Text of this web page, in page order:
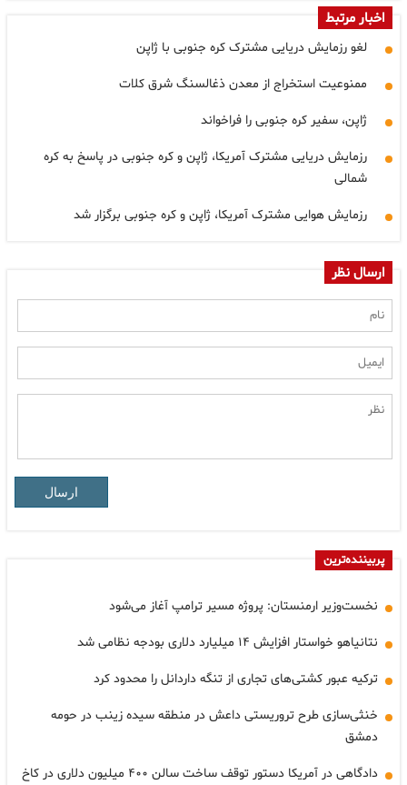
اخبار مرتبط
لغو رزمایش دریایی مشترک کره جنوبی با ژاپن
ممنوعیت استخراج از معدن ذغالسنگ شرق کلات
ژاپن، سفیر کره جنوبی را فراخواند
رزمایش دریایی مشترک آمریکا، ژاپن و کره جنوبی در پاسخ به کره
شمالی
رزمایش هوایی مشترک آمریکا، ژاپن و کره جنوبی برگزار شد
ارسال نظر
ارسال
پربیننده‌ترین
نخست‌وزیر ارمنستان: پروژه مسیر ترامپ آغاز می‌شود
نتانیاهو خواستار افزایش ۱۴ میلیارد دلاری بودجه نظامی شد
ترکیه عبور کشتی‌های تجاری از تنگه داردانل را محدود کرد
خنثی‌سازی طرح تروریستی داعش در منطقه سیده زینب در حومه
دمشق
دادگاهی در آمریکا دستور توقف ساخت سالن ۴۰۰ میلیون دلاری در کاخ